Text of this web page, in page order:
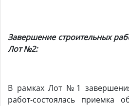
Завершение строительных
Лот №2:
В рамках Лот №1
работ-состоялась приемка